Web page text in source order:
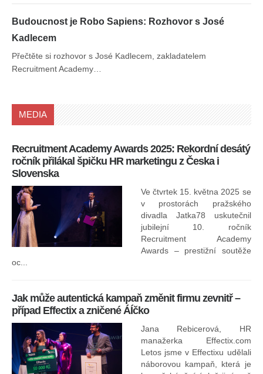
Budoucnost je Robo Sapiens: Rozhovor s José
Kadlecem
Přečtěte si rozhovor s José Kadlecem, zakladatelem
Recruitment Academy…
MEDIA
Recruitment Academy Awards 2025: Rekordní desátý
ročník přilákal špičku HR marketingu z Česka i
Slovenska
Ve čtvrtek 15. května 2025 se
v prostorách pražského
divadla Jatka78 uskutečnil
jubilejní 10. ročník
Recruitment Academy
Awards – prestižní soutěže
oc...
Jak může autentická kampaň změnit firmu zevnitř –
případ Effectix a zničené ÁÍčko
Jana Rebicerová, HR
manažerka Effectix.com
Letos jsme v Effectixu udělali
náborovou kampaň, která je